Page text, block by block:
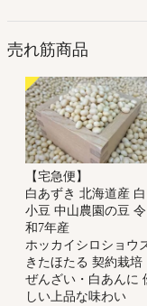
売れ筋商品
【宅急便】
白あずき 北海道産 白
小豆 中山農園の豆 令
和7年産
ホッカイシロショウ
きたほたる 契約栽培
ぜんざい・白あんに
しい上品な味わい